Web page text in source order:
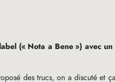
(« Nota a Bene ») avec
des trucs, on a discuté et